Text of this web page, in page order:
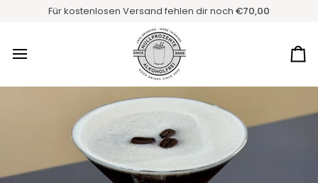
Inhalt
Für kostenlosen Versand fehlen dir noch €70,00